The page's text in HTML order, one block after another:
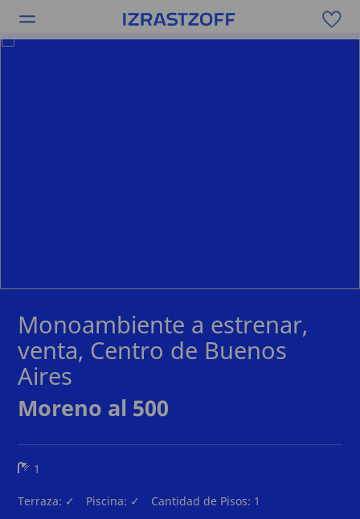
Monoambiente a estrenar,
venta, Centro de Buenos
Aires
Moreno al 500
1
Terraza: ✓ Piscina: ✓ Cantidad de Pisos: 1